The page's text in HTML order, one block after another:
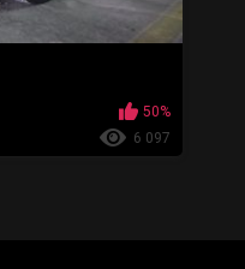
50%
6 097